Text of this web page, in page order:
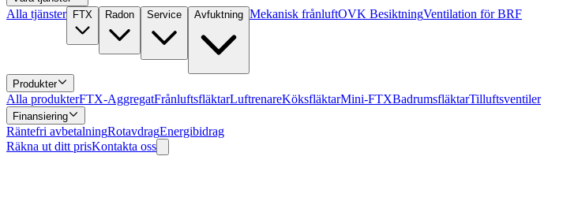
Alla tjänster FTX Radon Service Avfuktning Mekanisk frånluftOVK BesiktningVentilation för BRF
Produkter
Alla produkterFTX-AggregatFrånluftsfläktarLuftrenareKöksfläktarMini-FTXBadrumsfläktarTilluftsventiler
Finansiering
Räntefri avbetalningRotavdragEnergibidrag
Räkna ut ditt prisKontakta oss